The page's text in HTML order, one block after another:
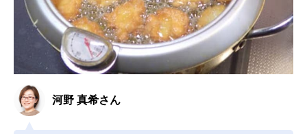
河野 真希さん